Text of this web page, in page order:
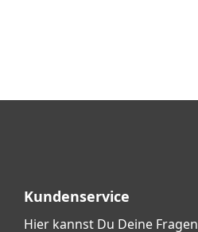
Kundenservice
Hier kannst Du Deine Fragen